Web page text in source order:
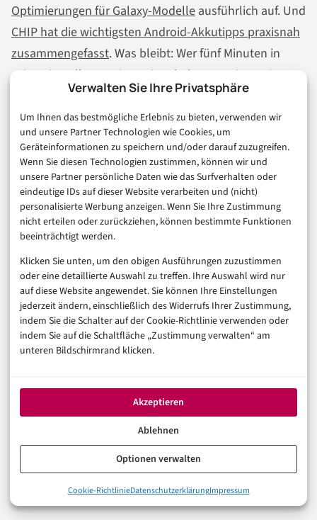
Verwalten Sie Ihre Privatsphäre
Um Ihnen das bestmögliche Erlebnis zu bieten, verwenden wir
und unsere Partner Technologien wie Cookies, um
Geräteinformationen zu speichern und/oder darauf zuzugreifen.
Wenn Sie diesen Technologien zustimmen, können wir und
unsere Partner persönliche Daten wie das Surfverhalten oder
eindeutige IDs auf dieser Website verarbeiten und (nicht)
personalisierte Werbung anzeigen. Wenn Sie Ihre Zustimmung
nicht erteilen oder zurückziehen, können bestimmte Funktionen
beeinträchtigt werden.
Klicken Sie unten, um den obigen Ausführungen zuzustimmen
oder eine detaillierte Auswahl zu treffen. Ihre Auswahl wird nur
auf diese Website angewendet. Sie können Ihre Einstellungen
jederzeit ändern, einschließlich des Widerrufs Ihrer Zustimmung,
indem Sie die Schalter auf der Cookie-Richtlinie verwenden oder
indem Sie auf die Schaltfläche „Zustimmung verwalten“ am
unteren Bildschirmrand klicken.
Akzeptieren
Ablehnen
Optionen verwalten
Cookie-RichtlinieDatenschutzerklärungImpressum
Optimierungen für Galaxy-Modelle ausführlich auf. Und
CHIP hat die wichtigsten Android-Akkutipps praxisnah
zusammengefasst. Was bleibt: Wer fünf Minuten in
seine Einstellungen investiert, bekommt ein Gerät
zurück, das den Tag tatsächlich überlebt – und das
ohne neues Smartphone-Upgrade.
RATGEBER SMARTPHONES
In der ReiheDigitalisierung
Ubiquiti UniFi Dream Machine Pro SE: Wi-Fi 7 und
Netzwerk-AI – was stimmt wirklich?
NÄCHSTER ARTIKEL
Matter 2.1 Rollout: Eve und Aqara bringen Energy-
Management und Multi-Admin ins Smart Home
Was halten Sie von dem Thema? Hier können Sie mit anderen
Leserinnen und Lesern ins Gespräch gehen.
Zu den Kommentaren